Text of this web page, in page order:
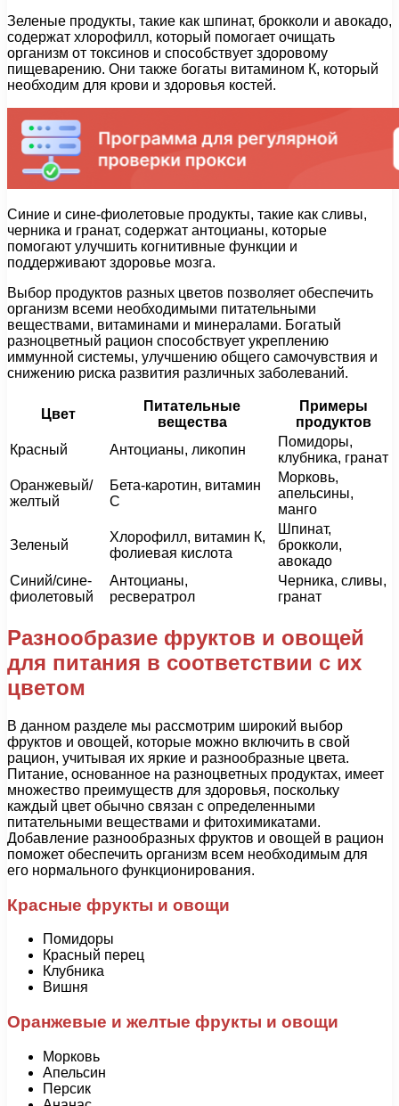
Зеленые продукты, такие как шпинат, брокколи и авокадо,
содержат хлорофилл, который помогает очищать
организм от токсинов и способствует здоровому
пищеварению. Они также богаты витамином К, который
необходим для крови и здоровья костей.
Синие и сине-фиолетовые продукты, такие как сливы,
черника и гранат, содержат антоцианы, которые
помогают улучшить когнитивные функции и
поддерживают здоровье мозга.
Выбор продуктов разных цветов позволяет обеспечить
организм всеми необходимыми питательными
веществами, витаминами и минералами. Богатый
разноцветный рацион способствует укреплению
иммунной системы, улучшению общего самочувствия и
снижению риска развития различных заболеваний.
Цвет
Питательные
вещества
Примеры
продуктов
Красный
Антоцианы, ликопин
Помидоры,
клубника, гранат
Оранжевый/
желтый
Бета-каротин, витамин
С
Морковь,
апельсины,
манго
Зеленый
Хлорофилл, витамин К,
фолиевая кислота
Шпинат,
брокколи,
авокадо
Синий/сине-
фиолетовый
Антоцианы,
ресвератрол
Черника, сливы,
гранат
Разнообразие фруктов и овощей
для питания в соответствии с их
цветом
В данном разделе мы рассмотрим широкий выбор
фруктов и овощей, которые можно включить в свой
рацион, учитывая их яркие и разнообразные цвета.
Питание, основанное на разноцветных продуктах, имеет
множество преимуществ для здоровья, поскольку
каждый цвет обычно связан с определенными
питательными веществами и фитохимикатами.
Добавление разнообразных фруктов и овощей в рацион
поможет обеспечить организм всем необходимым для
его нормального функционирования.
Красные фрукты и овощи
Помидоры
Красный перец
Клубника
Вишня
Оранжевые и желтые фрукты и овощи
Морковь
Апельсин
Персик